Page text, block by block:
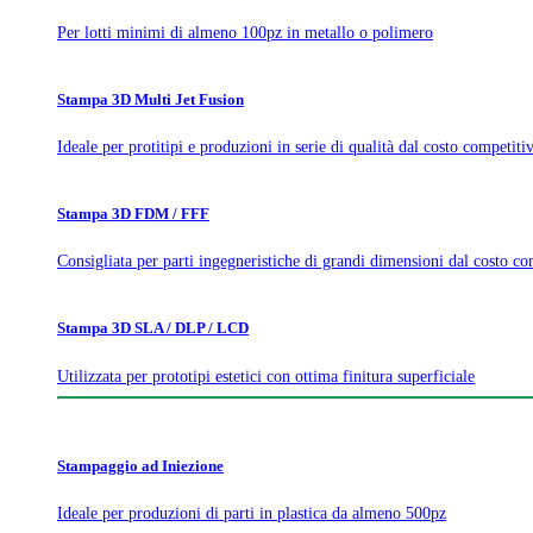
Per lotti minimi di almeno 100pz in metallo o polimero
Stampa 3D Multi Jet Fusion
Ideale per protitipi e produzioni in serie di qualità dal costo
Stampa 3D FDM / FFF
Consigliata per parti ingegneristiche di grandi dimensioni dal costo
Stampa 3D SLA / DLP / LCD
Utilizzata per prototipi estetici con ottima finitura superficiale
Stampaggio ad Iniezione
Ideale per produzioni di parti in plastica da almeno 500pz